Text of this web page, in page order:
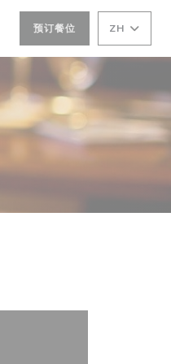
预订餐位 ZH